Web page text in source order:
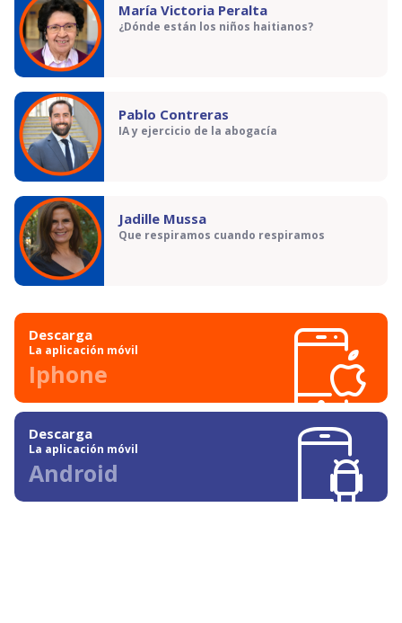
María Victoria Peralta
¿Dónde están los niños haitianos?
Pablo Contreras
IA y ejercicio de la abogacía
Jadille Mussa
Que respiramos cuando respiramos
Descarga
La aplicación móvil
Iphone
Descarga
La aplicación móvil
Android